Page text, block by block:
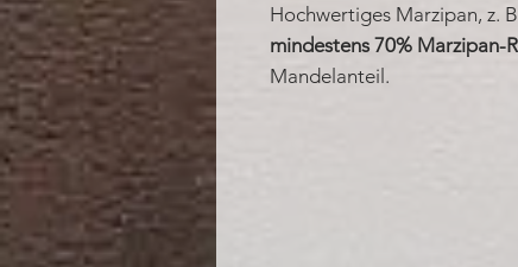
Hochwertiges Marzipan, z.
mindestens 70% Marzipan-
Mandelanteil.